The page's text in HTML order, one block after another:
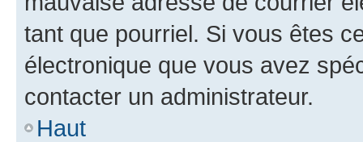
tant que pourriel. Si vous êtes
électronique que vous avez
contacter un administrateur.
Haut